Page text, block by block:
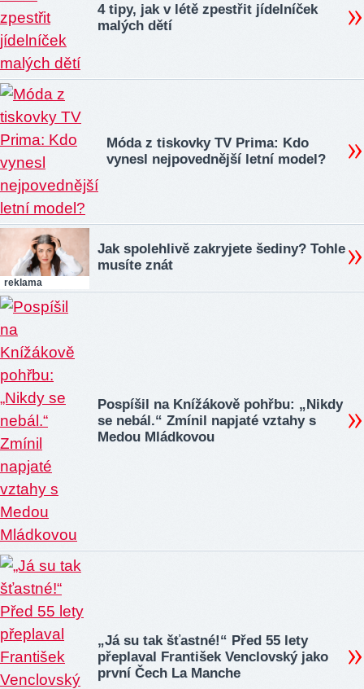
4 tipy, jak v létě zpestřit jídelníček
malých dětí
Móda z tiskovky TV Prima: Kdo
vynesl nejpovednější letní model?
reklama
Jak spolehlivě zakryjete šediny? Tohle
musíte znát
Pospíšil na Knížákově pohřbu: „Nikdy
se nebál.“ Zmínil napjaté vztahy s
Medou Mládkovou
„Já su tak šťastné!“ Před 55 lety
přeplaval František Venclovský jako
první Čech La Manche